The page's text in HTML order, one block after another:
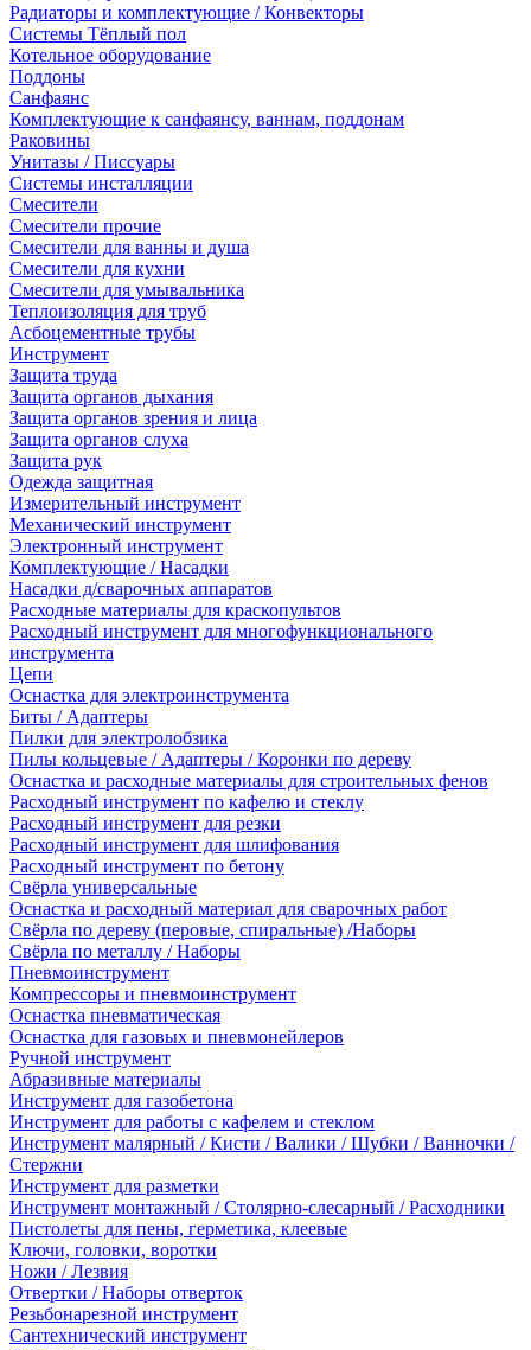
Радиаторы и комплектующие / Конвекторы
Системы Тёплый пол
Котельное оборудование
Поддоны
Санфаянс
Комплектующие к санфаянсу, ваннам, поддонам
Раковины
Унитазы / Писсуары
Системы инсталляции
Смесители
Смесители прочие
Смесители для ванны и душа
Смесители для кухни
Смесители для умывальника
Теплоизоляция для труб
Асбоцементные трубы
Инструмент
Защита труда
Защита органов дыхания
Защита органов зрения и лица
Защита органов слуха
Защита рук
Одежда защитная
Измерительный инструмент
Механический инструмент
Электронный инструмент
Комплектующие / Насадки
Насадки д/сварочных аппаратов
Расходные материалы для краскопультов
Расходный инструмент для многофункционального
инструмента
Цепи
Оснастка для электроинструмента
Биты / Адаптеры
Пилки для электролобзика
Пилы кольцевые / Адаптеры / Коронки по дереву
Оснастка и расходные материалы для строительных фенов
Расходный инструмент по кафелю и стеклу
Расходный инструмент для резки
Расходный инструмент для шлифования
Расходный инструмент по бетону
Свёрла универсальные
Оснастка и расходный материал для сварочных работ
Свёрла по дереву (перовые, спиральные) /Наборы
Свёрла по металлу / Наборы
Пневмоинструмент
Компрессоры и пневмоинструмент
Оснастка пневматическая
Оснастка для газовых и пневмонейлеров
Ручной инструмент
Абразивные материалы
Инструмент для газобетона
Инструмент для работы с кафелем и стеклом
Инструмент малярный / Кисти / Валики / Шубки / Ванночки /
Стержни
Инструмент для разметки
Инструмент монтажный / Столярно-слесарный / Расходники
Пистолеты для пены, герметика, клеевые
Ключи, головки, воротки
Ножи / Лезвия
Отвертки / Наборы отверток
Резьбонарезной инструмент
Сантехнический инструмент